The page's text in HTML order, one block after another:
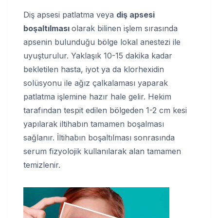
Diş apsesi patlatma veya diş apsesi
boşaltılması olarak bilinen işlem sırasında
apsenin bulunduğu bölge lokal anestezi ile
uyuşturulur. Yaklaşık 10-15 dakika kadar
bekletilen hasta, iyot ya da klorhexidin
solüsyonu ile ağız çalkalaması yaparak
patlatma işlemine hazır hale gelir. Hekim
tarafından tespit edilen bölgeden 1-2 cm kesi
yapılarak iltihabın tamamen boşalması
sağlanır. İltihabın boşaltılması sonrasında
serum fizyolojik kullanılarak alan tamamen
temizlenir.